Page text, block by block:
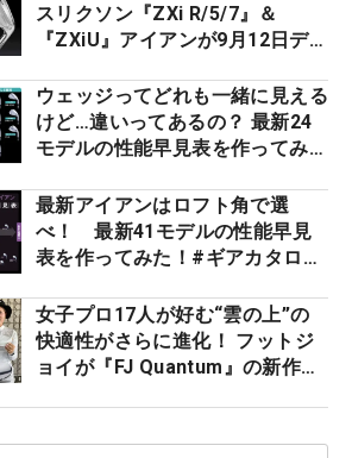
スリクソン『ZXi R/5/7』＆
『ZXiU』アイアンが9月12日デ
ウェッジってどれも一緒に見える
けど…違いってあるの？ 最新24
モデルの性能早見表を作ってみ
最新アイアンはロフト角で選
べ！ 最新41モデルの性能早見
表を作ってみた！#ギアカタログ
女子プロ17人が好む“雲の上”の
快適性がさらに進化！ フットジ
ョイが『FJ Quantum』の新作を